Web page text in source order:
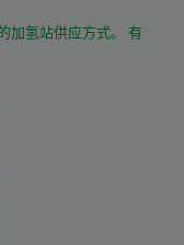
加氢站供应方式。 有